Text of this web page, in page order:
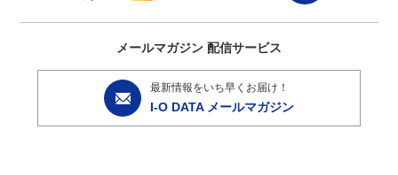
WN-DX1167R 〇
〇
〇 ×
WN-SX300FR 〇 〇 ×
〇
〇
〇
メールマガジン 配信サービス
最新情報をいち早くお届け！
I-O DATA メールマガジン